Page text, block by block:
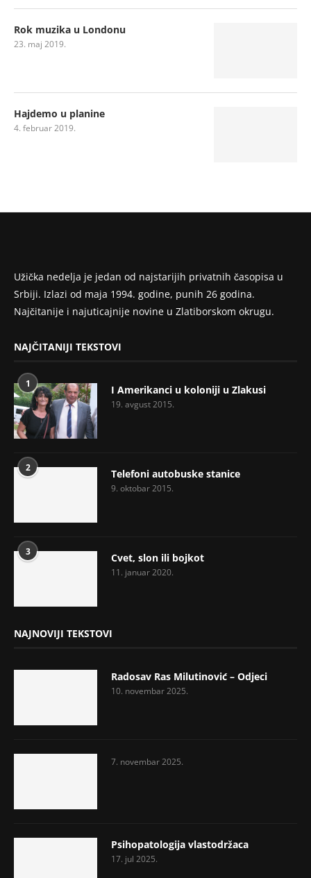
Rok muzika u Londonu
23. maj 2019.
Hajdemo u planine
4. februar 2019.
Užička nedelja je jedan od najstarijih privatnih časopisa u
Srbiji. Izlazi od maja 1994. godine, punih 26 godina.
Najčitanije i najuticajnije novine u Zlatiborskom okrugu.
NAJČITANIJI TEKSTOVI
1 I Amerikanci u koloniji u Zlakusi
19. avgust 2015.
2 Telefoni autobuske stanice
9. oktobar 2015.
3 Cvet, slon ili bojkot
11. januar 2020.
NAJNOVIJI TEKSTOVI
Radosav Ras Milutinović – Odjeci
10. novembar 2025.
7. novembar 2025.
Psihopatologija vlastodržaca
17. jul 2025.